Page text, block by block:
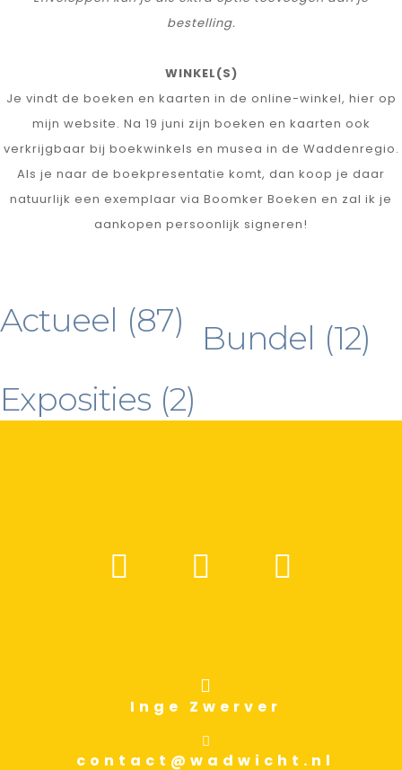
bestelling.
WINKEL(S)
Je vindt de boeken en kaarten in de online-winkel, hier op
mijn website. Na 19 juni zijn boeken en kaarten ook
verkrijgbaar bij boekwinkels en musea in de Waddenregio.
Als je naar de boekpresentatie komt, dan koop je daar
natuurlijk een exemplaar via Boomker Boeken en zal ik je
aankopen persoonlijk signeren!
Actueel (87) Bundel (12)
Exposities (2)
Inge Zwerver
contact@wadwicht.nl